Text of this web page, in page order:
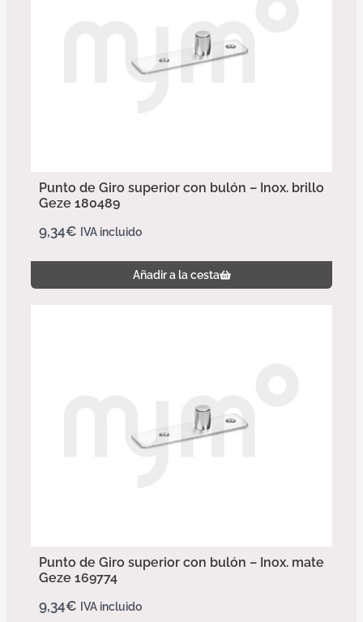
Punto de Giro superior con bulón – Inox. brillo
Geze 180489
9,34€ IVA incluido
Añadir a la cesta
Punto de Giro superior con bulón – Inox. mate
Geze 169774
9,34€ IVA incluido